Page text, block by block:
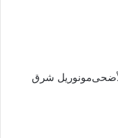
مونوريل شرق